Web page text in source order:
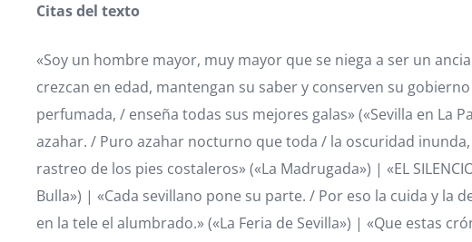
Citas del texto
«Soy un hombre mayor, muy mayor que se niega a ser un
crezcan en edad, mantengan su saber y conserven su
perfumada, / enseña todas sus mejores galas» («Sevilla en La
azahar. / Puro azahar nocturno que toda / la oscuridad
rastreo de los pies costaleros» («La Madrugada») | «EL
Bulla») | «Cada sevillano pone su parte. / Por eso la cuida y la
en la tele el alumbrado.» («La Feria de Sevilla») | «Que estas